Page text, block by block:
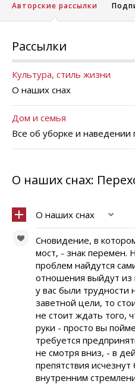
Авторские рассылки
Рассылки
Культура, стиль жизни
О наших снах
Дом и семья
Все об уборке и наведении
О наших снах:
О наших снах
Сновидение, в
мост, - знак перемен.
проблем найдутся
отношения выйдут из
у вас были трудности
заветной цели, то
не стоит ждать того,
руки - просто вы
требуется
не смотря вниз, - в
препятствия
внутренним